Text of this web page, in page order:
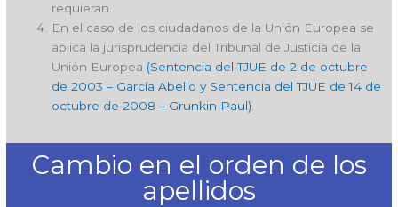
requieran.
En el caso de los ciudadanos de la Unión Europea se
aplica la jurisprudencia del Tribunal de Justicia de la
Unión Europea (Sentencia del TJUE de 2 de octubre
de 2003 – García Abello y Sentencia del TJUE de 14 de
octubre de 2008 – Grunkin Paul).
Cambio en el orden de los
apellidos